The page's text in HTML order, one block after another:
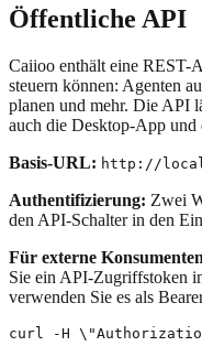
Öffentliche API
Caiioo enthält eine REST-
steuern können: Agenten
planen und mehr. Die API
auch die Desktop-App
Basis-URL: http://
Authentifizierung: Zwei
den API-Schalter in den
Für externe
Sie ein API-Zugriffstoken
verwenden Sie es als